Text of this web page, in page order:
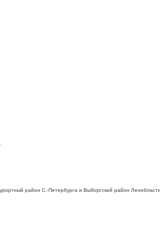
район С.-Петербурга и Выборгский район Ленобласти.